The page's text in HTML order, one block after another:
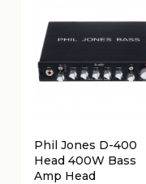
Phil Jones D-400
Head 400W Bass
Amp Head